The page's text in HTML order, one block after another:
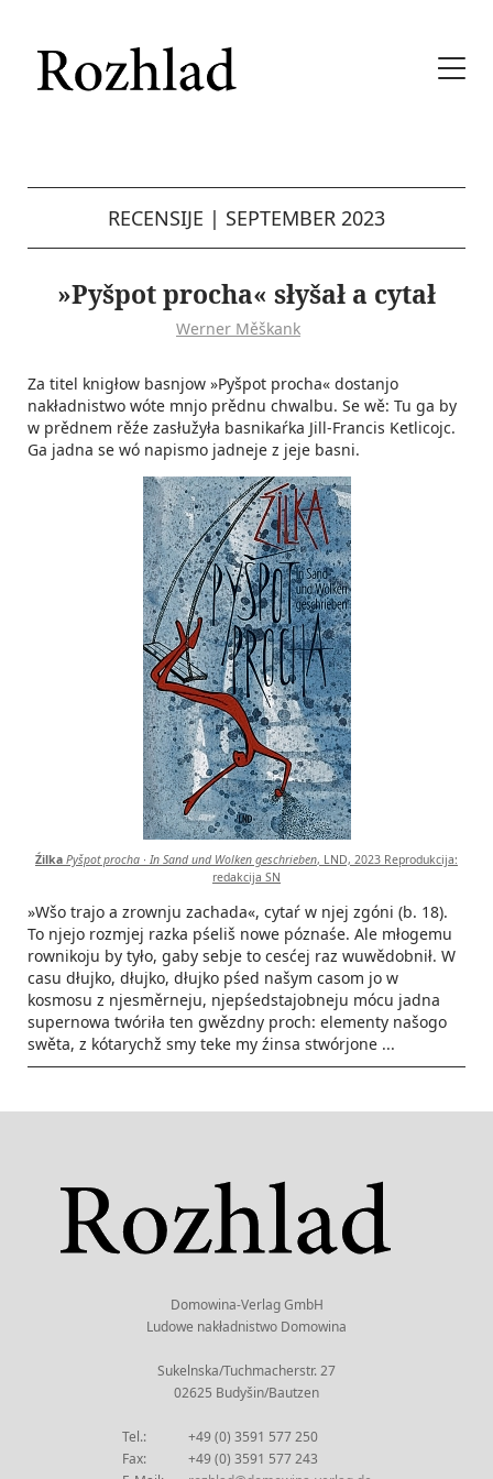
RECENSIJE | SEPTEMBER 2023
»Pyšpot procha« słyšał a cytał
Werner Měškank
Za titel knigłow basnjow »Pyšpot procha« dostanjo
nakładnistwo wóte mnjo prědnu chwalbu. Se wě: Tu ga by
w prědnem rěźe zasłužyła basnikaŕka Jill-Francis Ketlicojc.
Ga jadna se wó napismo jadneje z jeje basni.
Źilka Pyšpot procha ∙ In Sand und Wolken geschrieben, LND, 2023 Reprodukcija:
redakcija SN
»Wšo trajo a zrownju zachada«, cytaŕ w njej zgóni (b. 18).
To njejo rozmjej razka pśeliš nowe póznaśe. Ale młogemu
rownikoju by tyło, gaby sebje to cesćej raz wuwědobnił. W
casu dłujko, dłujko, dłujko pśed našym casom jo w
kosmosu z njesměrneju, njepśedstajobneju mócu jadna
supernowa twóriła ten gwězdny proch: elementy našogo
swěta, z kótarychž smy teke my źinsa stwórjone ...
Domowina-Verlag GmbH
Ludowe nakładnistwo Domowina
Sukelnska/Tuchmacherstr. 27
02625 Budyšin/Bautzen
Tel.:
+49 (0) 3591 577 250
Fax:
+49 (0) 3591 577 243